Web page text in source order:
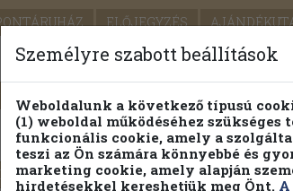
ELŐJEGYZÉS
PILLANATNYI ÁRAINK
Részletes kereső
Személyre szabott beállítások
Weboldalunk a következő típusú
(1) weboldal működéséhez
funkcionális cookie, amely a
teszi az Ön számára könnyebbé és
marketing cookie, amely alapján
hirdetésekkel kereshetjük meg Önt. A